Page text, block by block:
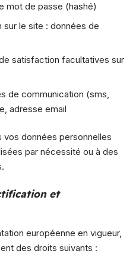
mot de passe (hashé)
sur le site : données de
satisfaction facultatives sur
de communication (sms,
adresse email
données personnelles
par nécessité ou à des
et
européenne en vigueur,
des droits suivants :